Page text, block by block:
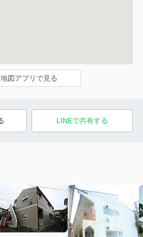
地図アプリで見る
LINEで共有する